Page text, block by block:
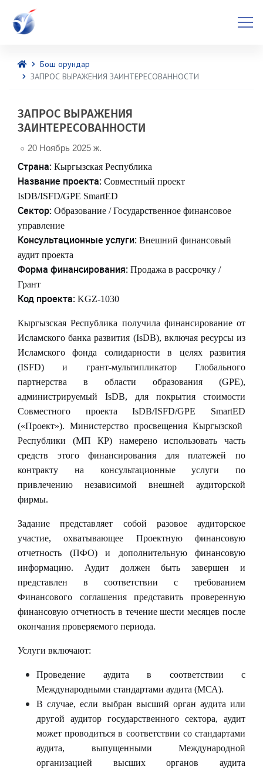
Бош орундар
ЗАПРОС ВЫРАЖЕНИЯ ЗАИНТЕРЕСОВАННОСТИ
ЗАПРОС ВЫРАЖЕНИЯ
ЗАИНТЕРЕСОВАННОСТИ
20 Ноябрь 2025 ж.
Страна: Кыргызская Республика
Название проекта: Совместный проект
IsDB/ISFD/GPE SmartED
Сектор: Образование / Государственное финансовое
управление
Консультационные услуги: Внешний финансовый
аудит проекта
Форма финансирования: Продажа в рассрочку /
Грант
Код проекта: KGZ-1030
Кыргызская Республика получила финансирование от
Исламского банка развития (IsDB), включая ресурсы из
Исламского фонда солидарности в целях развития
(ISFD) и грант-мультипликатор Глобального
партнерства в области образования (GPE),
администрируемый IsDB, для покрытия стоимости
Совместного проектаIsDB/ISFD/GPE
SmartED
(«Проект»). Министерство просвещения Кыргызской
Республики (МП КР) намерено использовать часть
средств этого финансирования для платежей по
контракту на консультационные услуги по
привлечению независимой внешней аудиторской
фирмы.
Задание представляет собой разовое аудиторское
участие, охватывающее Проектную финансовую
отчетность (ПФО) и дополнительную финансовую
информацию. Аудит должен быть завершен и
представлен в соответствии с требованием
Финансового соглашения представить проверенную
финансовую отчетность в течение шести месяцев после
окончания проверяемого периода.
Услуги включают:
Проведение аудита в соответствии с
Международными стандартами аудита (МСА).
В случае, если выбран высший орган аудита или
другой аудитор государственного сектора, аудит
может проводиться в соответствии со стандартами
аудита, выпущенными Международной
организацией высших органов аудита